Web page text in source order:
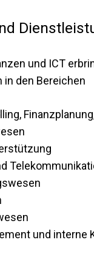
Finanzen
und ICT
den Bereichen
und interne